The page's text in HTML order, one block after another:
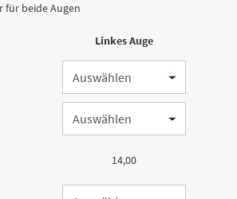
für beide Augen
Linkes Auge
14,00